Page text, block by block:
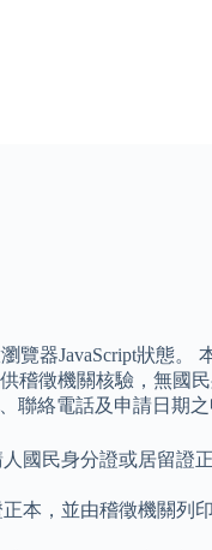
器JavaScript狀態。
稽徵機關核驗，無國
絡電話及申請日期
國民身分證或居留證
，並由稽徵機關列